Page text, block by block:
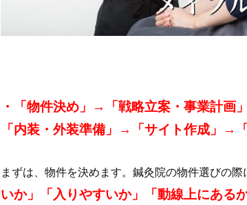
・「物件決め」→「戦略立案・事業計画
「内装・外装準備」→「サイト作成」→「
まずは、物件を決めます。鍼灸院の物件選びの
いか」「入りやすいか」「動線上にあるか